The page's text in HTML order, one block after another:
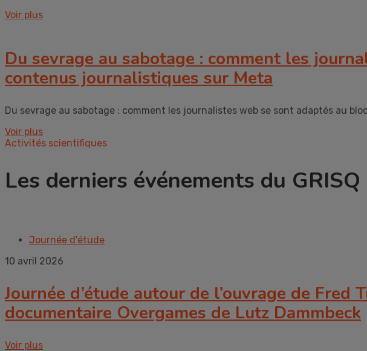
Voir plus
Du sevrage au sabotage : comment les
contenus journalistiques sur Meta
Du sevrage au sabotage : comment les journalistes web se sont adaptés au
Voir plus
Activités scientifiques
Les derniers événements du GRISQ
Journée d'étude
10 avril 2026
Journée d’étude autour de l’ouvrage de Fred
documentaire Overgames de Lutz Dammbeck
Voir plus